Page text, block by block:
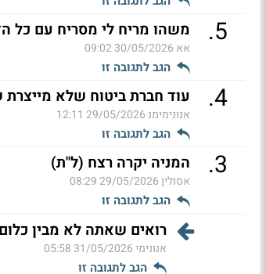
5
. משהו מריח לי מסריח עם כל
אא 30/05/2026 09:02
הגב לתגובה זו
4
. עוד חברת ביטוח שלא
אנונימימנ29/05/2026 12:11
הגב לתגובה זו
3
. המניה יקרה רצח (ל"ת)
אסולין29/05/2026 08:29
הגב לתגובה זו
רואים שאתה לא מבין
אנונימי31/05/2026 05:58
הגב לתגובה זו